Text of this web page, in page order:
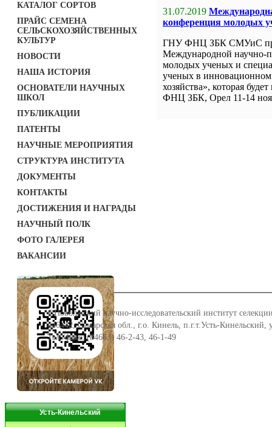
КАТАЛОГ СОРТОВ
ПРАЙС СЕМЕНА
СЕЛЬСКОХОЗЯЙСТВЕННЫХ
КУЛЬТУР
НОВОСТИ
НАША ИСТОРИЯ
ОСНОВАТЕЛИ НАУЧНЫХ
ШКОЛ
ПУБЛИКАЦИИ
ПАТЕНТЫ
НАУЧНЫЕ МЕРОПРИЯТИЯ
СТРУКТУРА ИНСТИТУТА
ДОКУМЕНТЫ
КОНТАКТЫ
ДОСТИЖЕНИЯ И НАГРАДЫ
НАУЧНЫЙ ПОЛК
ФОТО ГАЛЕРЕЯ
ВАКАНСИИ
Усть-Кинельский
31.07.2019
конференция молодых
ГНУ ФНЦ ЗБК СМУиС
Международной научно-
молодых ученых и
ученых в инновационном
хозяйства», которая
ФНЦ ЗБК, Орел 11-14
©Поволжский научно-исследовательский институт
446442, Самарская обл., г.о. Кинель, п.г.т.Усть-Кинельский,
Тел./факс: (84663) 46-2-43, 46-1-49